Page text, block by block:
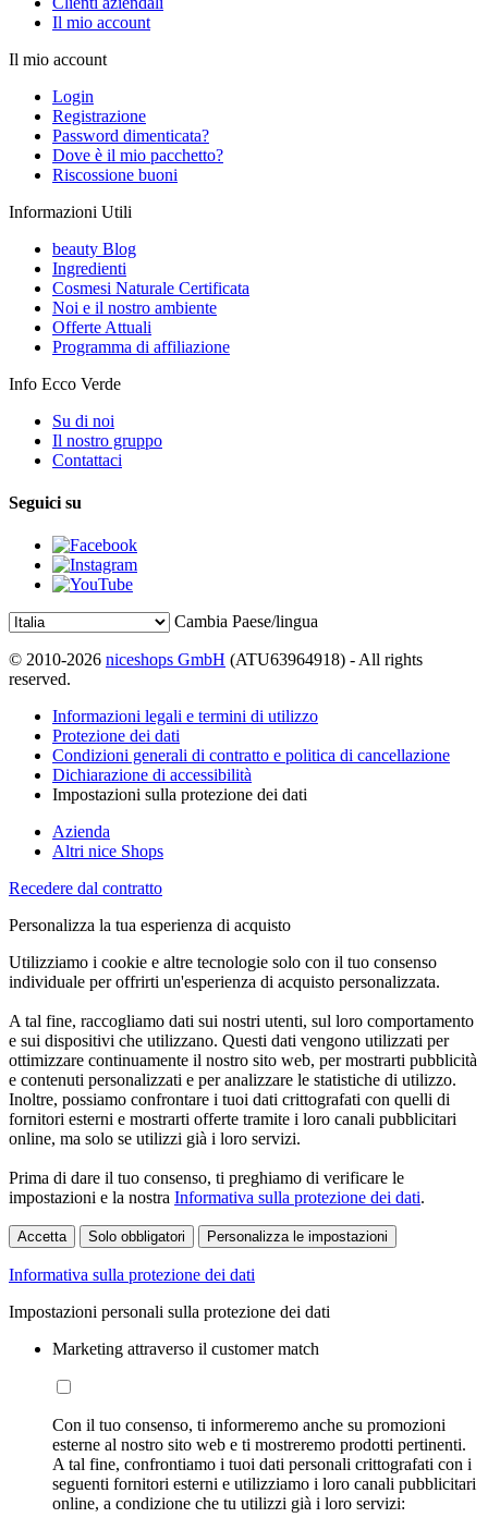
Il mio account
Il mio account
Login
Registrazione
Password dimenticata?
Dove è il mio pacchetto?
Riscossione buoni
Informazioni Utili
beauty Blog
Ingredienti
Cosmesi Naturale Certificata
Noi e il nostro ambiente
Offerte Attuali
Programma di affiliazione
Info Ecco Verde
Su di noi
Il nostro gruppo
Contattaci
Seguici su
Cambia Paese/lingua
© 2010-2026 niceshops GmbH (ATU63964918) - All rights
reserved.
Informazioni legali e termini di utilizzo
Protezione dei dati
Condizioni generali di contratto e politica di cancellazione
Dichiarazione di accessibilità
Impostazioni sulla protezione dei dati
Azienda
Altri nice Shops
Recedere dal contratto
Personalizza la tua esperienza di acquisto
Utilizziamo i cookie e altre tecnologie solo con il tuo consenso
individuale per offrirti un'esperienza di acquisto personalizzata.
A tal fine, raccogliamo dati sui nostri utenti, sul loro comportamento
e sui dispositivi che utilizzano. Questi dati vengono utilizzati per
ottimizzare continuamente il nostro sito web, per mostrarti pubblicità
e contenuti personalizzati e per analizzare le statistiche di utilizzo.
Inoltre, possiamo confrontare i tuoi dati crittografati con quelli di
fornitori esterni e mostrarti offerte tramite i loro canali pubblicitari
online, ma solo se utilizzi già i loro servizi.
Prima di dare il tuo consenso, ti preghiamo di verificare le
impostazioni e la nostra Informativa sulla protezione dei dati.
Accetta Solo obbligatori Personalizza le impostazioni
Informativa sulla protezione dei dati
Impostazioni personali sulla protezione dei dati
Marketing attraverso il customer match
Con il tuo consenso, ti informeremo anche su promozioni
esterne al nostro sito web e ti mostreremo prodotti pertinenti.
A tal fine, confrontiamo i tuoi dati personali crittografati con i
seguenti fornitori esterni e utilizziamo i loro canali pubblicitari
online, a condizione che tu utilizzi già i loro servizi: